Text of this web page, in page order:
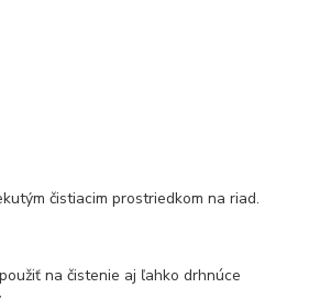
čistiacim prostriedkom na riad.
na čistenie aj ľahko drhnúce